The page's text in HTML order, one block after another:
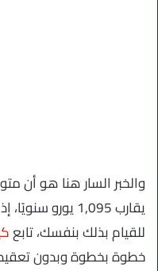
والخبر السار هنا هو أن
يقارب 1,095
للقيام بذلك بنفسك، تابع
خطوة بخطوة وبدون